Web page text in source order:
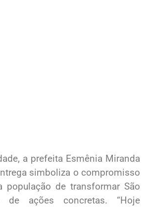
a prefeita Esmênia Miranda
simboliza o compromisso
população de transformar São
ações concretas. “Hoje